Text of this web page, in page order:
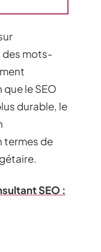
des mots-
le SEO
durable, le
termes de
SEO :